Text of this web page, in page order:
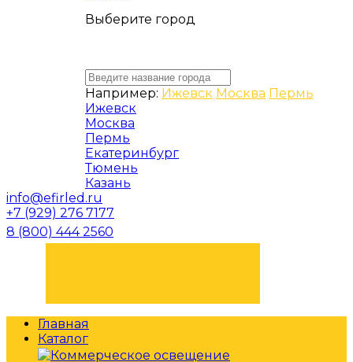
Выберите город
Например: Ижевск Москва Пермь
Ижевск
Москва
Пермь
Екатеринбург
Тюмень
Казань
info@efirled.ru
+7 (929) 276 7177
8 (800) 444 2560
Главная
Каталог